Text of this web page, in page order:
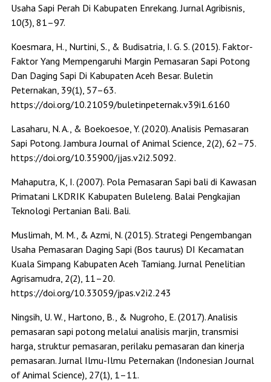
Usaha Sapi Perah Di Kabupaten Enrekang. Jurnal Agribisnis,
10(3), 81–97.
Koesmara, H., Nurtini, S., & Budisatria, I. G. S. (2015). Faktor-
Faktor Yang Mempengaruhi Margin Pemasaran Sapi Potong
Dan Daging Sapi Di Kabupaten Aceh Besar. Buletin
Peternakan, 39(1), 57–63.
https://doi.org/10.21059/buletinpeternak.v39i1.6160
Lasaharu, N. A., & Boekoesoe, Y. (2020). Analisis Pemasaran
Sapi Potong. Jambura Journal of Animal Science, 2(2), 62–75.
https://doi.org/10.35900/jjas.v2i2.5092.
Mahaputra, K, I. (2007). Pola Pemasaran Sapi bali di Kawasan
Primatani LKDRIK Kabupaten Buleleng. Balai Pengkajian
Teknologi Pertanian Bali. Bali.
Muslimah, M. M., & Azmi, N. (2015). Strategi Pengembangan
Usaha Pemasaran Daging Sapi (Bos taurus) DI Kecamatan
Kuala Simpang Kabupaten Aceh Tamiang. Jurnal Penelitian
Agrisamudra, 2(2), 11–20.
https://doi.org/10.33059/jpas.v2i2.243
Ningsih, U. W., Hartono, B., & Nugroho, E. (2017). Analisis
pemasaran sapi potong melalui analisis marjin, transmisi
harga, struktur pemasaran, perilaku pemasaran dan kinerja
pemasaran. Jurnal Ilmu-Ilmu Peternakan (Indonesian Journal
of Animal Science), 27(1), 1–11.